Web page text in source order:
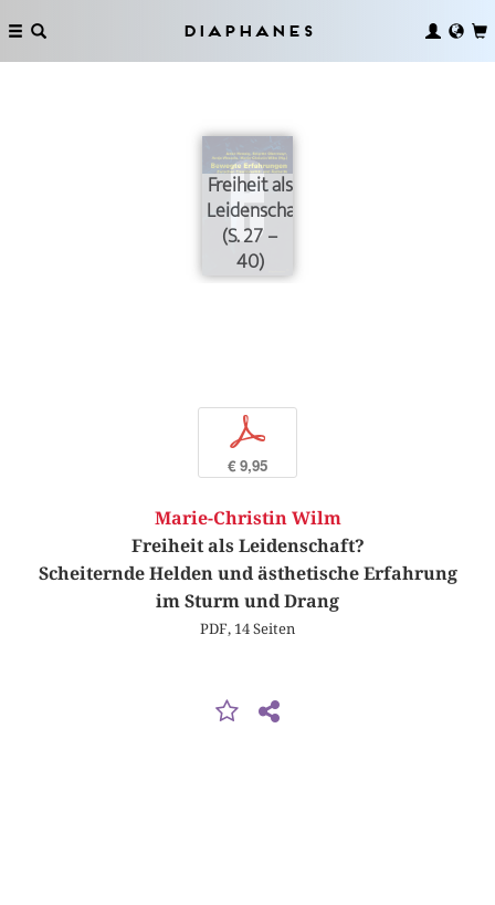
Diaphanes
Freiheit als
Leidenschaft?
(S. 27 –
40)
p
€ 9,95
Marie-Christin Wilm
Freiheit als Leidenschaft?
Scheiternde Helden und ästhetische Erfahrung
im Sturm und Drang
PDF, 14 Seiten